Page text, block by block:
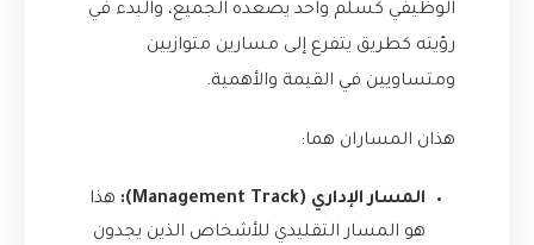
الوظيفي كسلم واحد يصعده الجميع، والبدء في
رؤيته كطريق يتفرع إلى مسارين متوازيين
ومتساويين في القيمة والأهمية.
هذان المساران هما:
المسار الإداري (Management Track):
هذا
هو المسار التقليدي للأشخاص الذين يجدون